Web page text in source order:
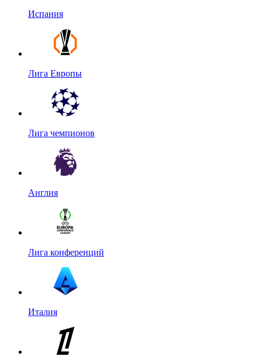
Испания
Лига Европы
Лига чемпионов
Англия
Лига конференций
Италия